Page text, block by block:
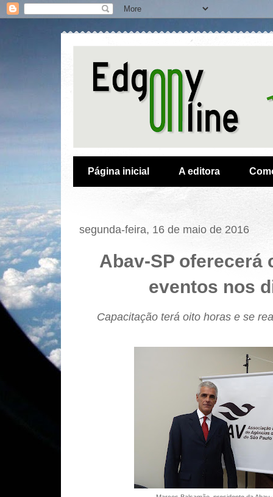
Página inicial A editora
segunda-feira, 16 de maio de 2016
Abav-SP oferecerá
eventos nos
Capacitação terá oito horas e se